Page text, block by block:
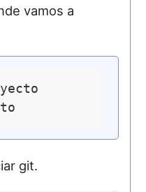
vamos a
git.